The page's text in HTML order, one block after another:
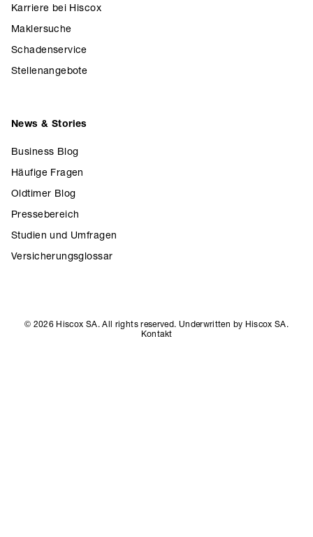
Karriere bei Hiscox
Maklersuche
Schadenservice
Stellenangebote
News & Stories
Business Blog
Häufige Fragen
Oldtimer Blog
Pressebereich
Studien und Umfragen
Versicherungsglossar
© 2026 Hiscox SA. All rights reserved. Underwritten by Hiscox SA.
Kontakt